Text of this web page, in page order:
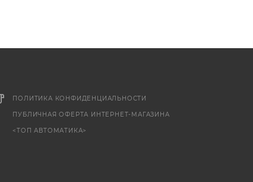
ПОЛИТИКА КОНФИДЕНЦИАЛЬНОСТИ
ПУБЛИЧНАЯ ОФЕРТА ИНТЕРНЕТ-МАГАЗИНА
<ТОП АВТОМАТИКА>